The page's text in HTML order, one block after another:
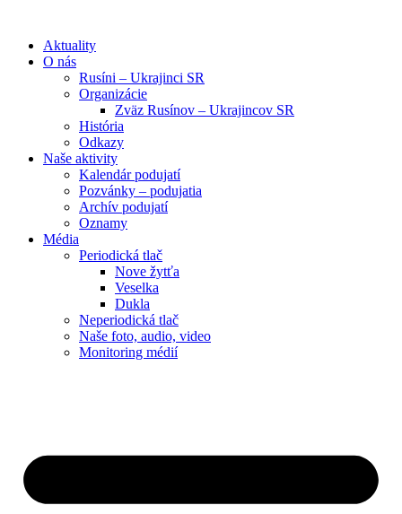
obsah
Aktuality
O nás
Rusíni – Ukrajinci SR
Organizácie
Zväz Rusínov – Ukrajincov SR
História
Odkazy
Naše aktivity
Kalendár podujatí
Pozvánky – podujatia
Archív podujatí
Oznamy
Média
Periodická tlač
Nove žytťa
Veselka
Dukla
Neperiodická tlač
Naše foto, audio, video
Monitoring médií